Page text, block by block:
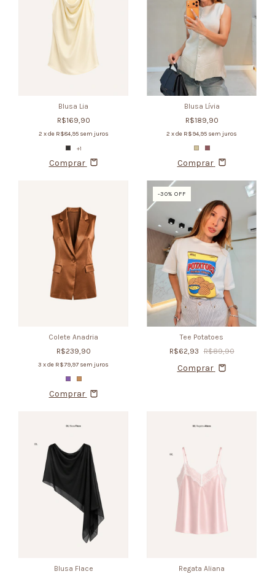
Blusa Lia
R$169,90
2 x de R$84,95 sem juros
+1
Comprar
Blusa Lívia
R$189,90
2 x de R$94,95 sem juros
Comprar
Colete Anadria
R$239,90
3 x de R$79,97 sem juros
Comprar
-30% OFF
Tee Potatoes
R$62,93
R$89,90
Comprar
Blusa Flace
Regata Aliana